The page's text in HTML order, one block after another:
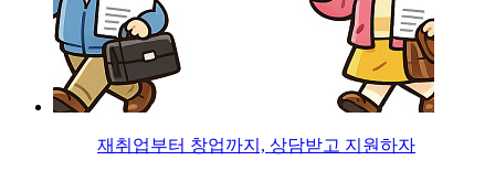
재취업부터 창업까지, 상담받고 지원하자